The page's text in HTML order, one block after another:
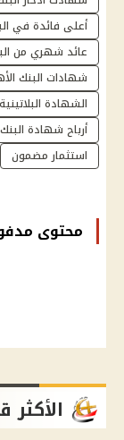
أعلى فائدة في
عائد شهري من
شهادات البنك
الشهادة البلاتينية
أرباح شهادة
استثمار مضمون
محتوى
الأكثر